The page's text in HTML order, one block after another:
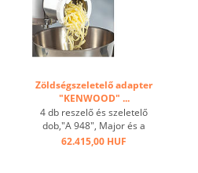
Zöldségszeletelő adapter
"KENWOOD" ...
4 db reszelő és szeletelő
dob,"A 948", Major és a
Chef típusokhoz ...
62.415,00 HUF